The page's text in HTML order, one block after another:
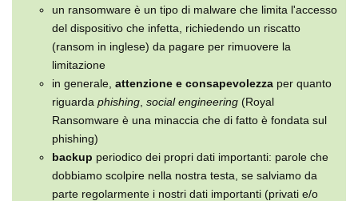
un ransomware è un tipo di malware che limita l'accesso
del dispositivo che infetta, richiedendo un riscatto
(ransom in inglese) da pagare per rimuovere la
limitazione
in generale, attenzione e consapevolezza per quanto
riguarda phishing social engineering (Royal
Ransomware è una minaccia che di fatto è fondata sul
phishing)
backup periodico dei propri dati importanti: parole che
dobbiamo scolpire nella nostra testa, se salviamo da
parte regolarmente i nostri dati importanti (privati e/o